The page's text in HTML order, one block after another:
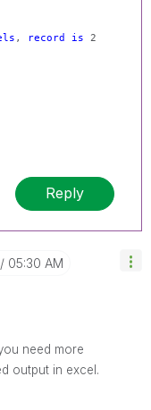
, record is 2
Reply
05:30 AM
need more
output in excel.